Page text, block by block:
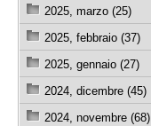
2025, marzo (25)
2025, febbraio (37)
2025, gennaio (27)
2024, dicembre (45)
2024, novembre (68)